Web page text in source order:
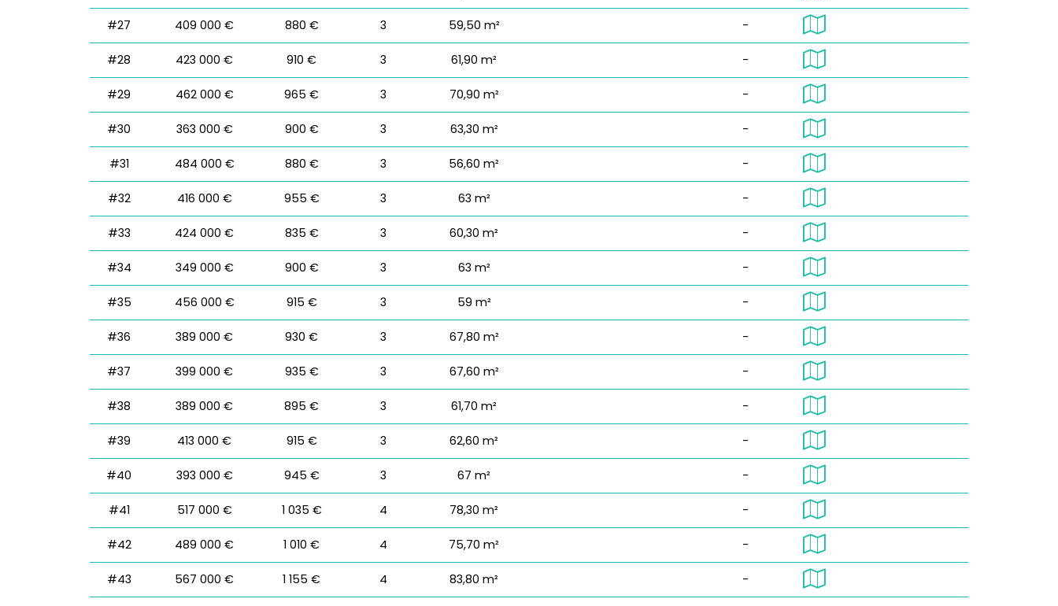
#27 409 000 € 880 € 3 59,50 m² -
#28 423 000 € 910 € 3 61,90 m² -
#29 462 000 € 965 € 3 70,90 m² -
#30 363 000 € 900 € 3 63,30 m² -
#31 484 000 € 880 € 3 56,60 m² -
#32 416 000 € 955 € 3 63 m² -
#33 424 000 € 835 € 3 60,30 m² -
#34 349 000 € 900 € 3 63 m² -
#35 456 000 € 915 € 3 59 m² -
#36 389 000 € 930 € 3 67,80 m² -
#37 399 000 € 935 € 3 67,60 m² -
#38 389 000 € 895 € 3 61,70 m² -
#39 413 000 € 915 € 3 62,60 m² -
#40 393 000 € 945 € 3 67 m² -
#41 517 000 € 1 035 € 4 78,30 m² -
#42 489 000 € 1 010 € 4 75,70 m² -
#43 567 000 € 1 155 € 4 83,80 m² -